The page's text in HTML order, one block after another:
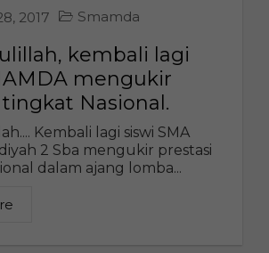
2017 Smamda
kembali lagi
mengukir
Nasional.
Kembali lagi siswi SMA
2 Sba mengukir prestasi
dalam ajang lomba...